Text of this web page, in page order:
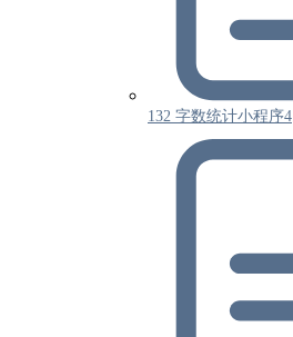
132 字数统计小程序4